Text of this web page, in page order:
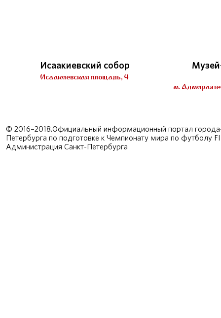
Исаакиевский собор
Исаакиевская площадь, 4
м.
© 2016–2018.Официальный информационный портал
Петербурга по подготовке к Чемпионату мира по футболу
Администрация Санкт-Петербурга